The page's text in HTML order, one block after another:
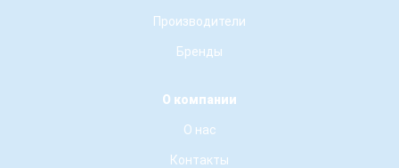
Производители
Бренды
О компании
О нас
Контакты